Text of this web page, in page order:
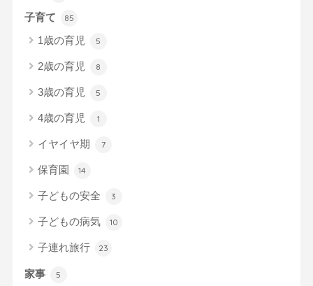
子育て 85
1歳の育児 5
2歳の育児 8
3歳の育児 5
4歳の育児 1
イヤイヤ期 7
保育園 14
子どもの安全 3
子どもの病気 10
子連れ旅行 23
家事 5